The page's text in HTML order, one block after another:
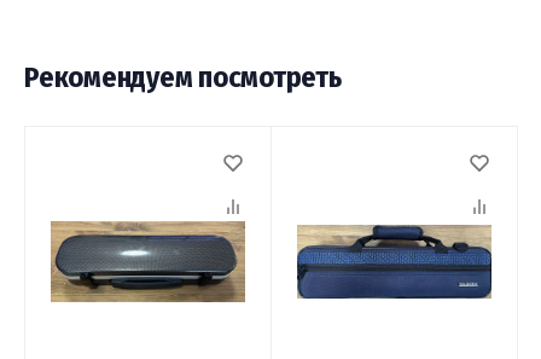
Рекомендуем посмотреть